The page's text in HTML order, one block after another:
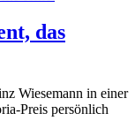
das
Wiesemann in einer
Preis persönlich